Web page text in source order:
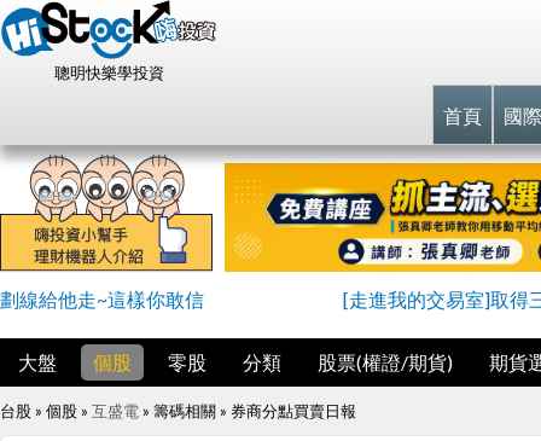
聰明快樂學投資
首頁 國
劃線給他走~這樣你敢信 [走進我的交易室]取得
大盤 個股 零股 分類 股票(權證/期貨) 期貨
台股 » 個股 » 互盛電 » 籌碼相關 » 券商分點買賣日報